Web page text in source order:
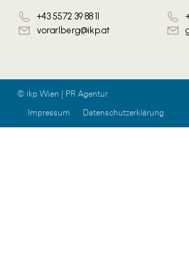
+43 5572 39 88 11
vorarlberg@ikp.at
© ikp Wien | PR Agentur
Impressum
Datenschutzerklärung